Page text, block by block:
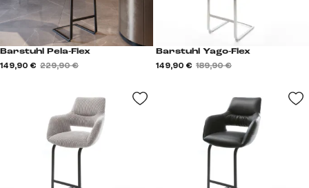
Barstuhl Pela-Flex
149,90 € 229,90 €
Barstuhl Yago-Flex
149,90 € 189,90 €